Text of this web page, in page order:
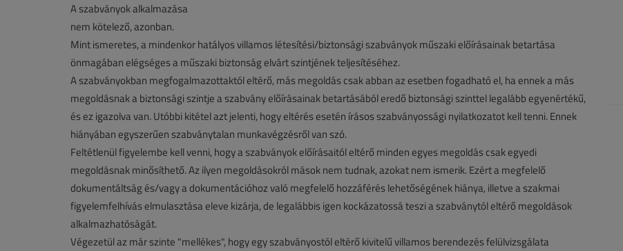
A szabványok alkalmazása
nem kötelező, azonban.
Mint ismeretes, a mindenkor hatályos villamos létesítési/biztonsági szabványok műszaki előírásainak betartása
önmagában elégséges a műszaki biztonság elvárt szintjének teljesítéséhez.
A szabványokban megfogalmazottaktól eltérő, más megoldás csak abban az esetben fogadható el, ha ennek a más
megoldásnak a biztonsági szintje a szabvány előírásainak betartásából eredő biztonsági szinttel legalább egyenértékű,
és ez igazolva van. Utóbbi kitétel azt jelenti, hogy eltérés esetén írásos szabványossági nyilatkozatot kell tenni. Ennek
hiányában egyszerűen szabványtalan munkavégzésről van szó.
Feltétlenül figyelembe kell venni, hogy a szabványok előírásaitól eltérő minden egyes megoldás csak egyedi
megoldásnak minősíthető. Az ilyen megoldásokról mások nem tudnak, azokat nem ismerik. Ezért a megfelelő
dokumentáltság és/vagy a dokumentációhoz való megfelelő hozzáférés lehetőségének hiánya, illetve a szakmai
figyelemfelhívás elmulasztása eleve kizárja, de legalábbis igen kockázatossá teszi a szabványtól eltérő megoldások
alkalmazhatóságát.
Végezetül az már szinte "mellékes", hogy egy szabványostól eltérő kivitelű villamos berendezés felülvizsgálata